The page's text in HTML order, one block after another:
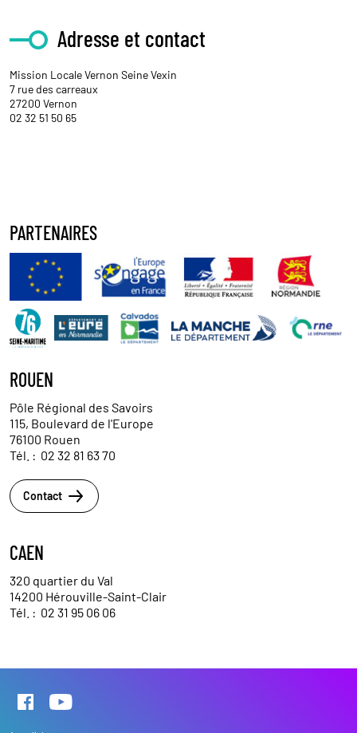
Adresse et contact
Mission Locale Vernon Seine Vexin
7 rue des carreaux
27200 Vernon
02 32 51 50 65
PARTENAIRES
ROUEN
Pôle Régional des Savoirs
115, Boulevard de l'Europe
76100 Rouen
Tél. : 02 32 81 63 70
Contact
CAEN
320 quartier du Val
14200 Hérouville-Saint-Clair
Tél. : 02 31 95 06 06